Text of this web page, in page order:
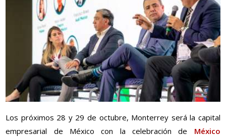
Los próximos 28 y 29 de octubre, Monterrey será la capital
empresarial de México con la celebración de México